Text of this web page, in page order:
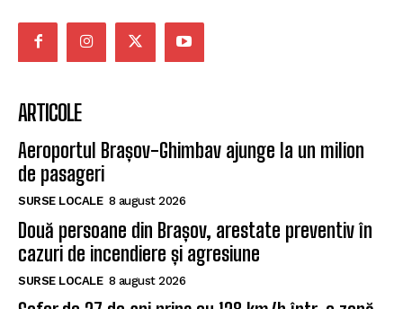
ARTICOLE
Aeroportul Brașov-Ghimbav ajunge la un milion
de pasageri
SURSE LOCALE 8 august 2026
Două persoane din Brașov, arestate preventiv în
cazuri de incendiere și agresiune
SURSE LOCALE 8 august 2026